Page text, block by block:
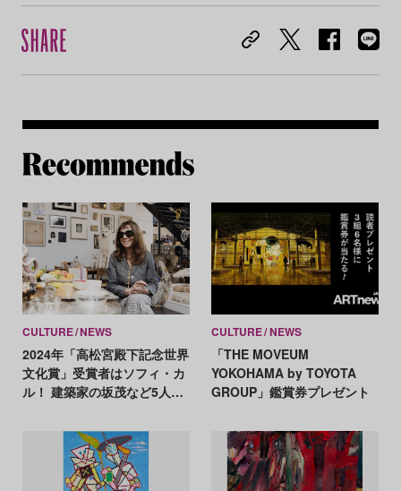
CULTURE NEWS
2024年「高松宮殿下記念世界
文化賞」受賞者はソフィ・カ
ル！ 建築家の坂茂など5人に
CULTURE NEWS
「THE MOVEUM
YOKOHAMA by TOYOTA
GROUP」鑑賞券プレゼント